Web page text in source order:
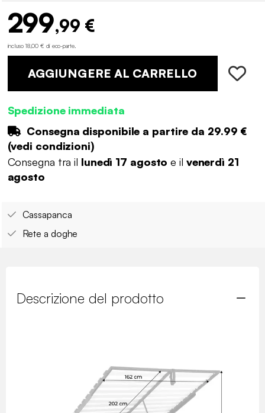
299,99 €
incluso 18,00 € di eco-parte.
AGGIUNGERE AL CARRELLO
Spedizione immediata
Consegna disponibile a partire da 29.99 €
(vedi condizioni)
Consegna tra il lunedì 17 agosto e il venerdì 21
agosto
Cassapanca
Rete a doghe
Descrizione del prodotto